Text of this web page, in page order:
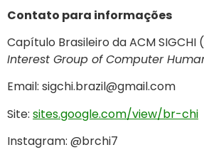
Contato para informações
Capítulo Brasileiro da ACM SIGCHI (
Interest Group of Computer
Email: sigchi.brazil@gmail.com
Site: sites.google.com/view/br-chi
Instagram: @brchi7